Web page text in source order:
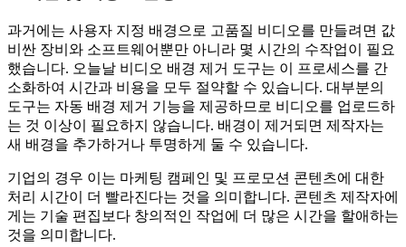
과거에는 사용자 지정 배경으로 고품질 비디오를 만들려면 값
비싼 장비와 소프트웨어뿐만 아니라 몇 시간의 수작업이 필요
했습니다. 오늘날 비디오 배경 제거 도구는 이 프로세스를 간
소화하여 시간과 비용을 모두 절약할 수 있습니다. 대부분의
도구는 자동 배경 제거 기능을 제공하므로 비디오를 업로드하
는 것 이상이 필요하지 않습니다. 배경이 제거되면 제작자는
새 배경을 추가하거나 투명하게 둘 수 있습니다.
기업의 경우 이는 마케팅 캠페인 및 프로모션 콘텐츠에 대한
처리 시간이 더 빨라진다는 것을 의미합니다. 콘텐츠 제작자에
게는 기술 편집보다 창의적인 작업에 더 많은 시간을 할애하는
것을 의미합니다.